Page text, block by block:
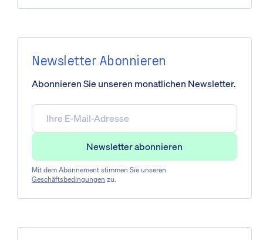
Newsletter Abonnieren
Abonnieren Sie unseren monatlichen Newsletter.
Mit dem Abonnement stimmen Sie unseren
Geschäftsbedingungen zu.